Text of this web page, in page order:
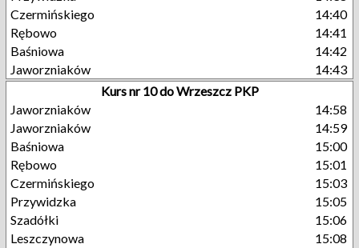
Czermińskiego
14:40
Rębowo
14:41
Baśniowa
14:42
Jaworzniaków
14:43
Kurs nr 10 do Wrzeszcz PKP
Jaworzniaków
14:58
Jaworzniaków
14:59
Baśniowa
15:00
Rębowo
15:01
Czermińskiego
15:03
Przywidzka
15:05
Szadółki
15:06
Leszczynowa
15:08